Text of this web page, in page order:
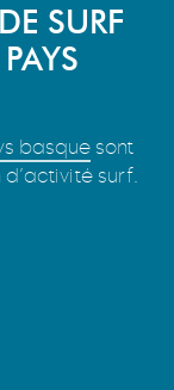
SURF
basque sont
d’activité surf.